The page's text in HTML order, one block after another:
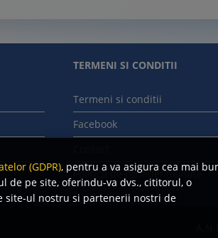
(GDPR), pentru a va asigura cea mai
de pe site, oferindu-va dvs., cititorul, o
site-ul nostru si partenerii nostri de
TERMENI SI CONDITII
Termeni si conditii
Facebook
Politica de confidentialitate